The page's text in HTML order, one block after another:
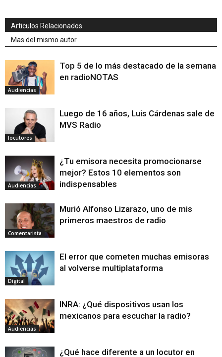
Articulos Relacionados
Mas del mismo autor
Audiencias
Top 5 de lo más destacado de la semana
en radioNOTAS
locutores
Luego de 16 años, Luis Cárdenas sale de
MVS Radio
Audiencias
¿Tu emisora necesita promocionarse
mejor? Estos 10 elementos son
indispensables
Comentarista
Murió Alfonso Lizarazo, uno de mis
primeros maestros de radio
Digital
El error que cometen muchas emisoras
al volverse multiplataforma
Audiencias
INRA: ¿Qué dispositivos usan los
mexicanos para escuchar la radio?
¿Qué hace diferente a un locutor en